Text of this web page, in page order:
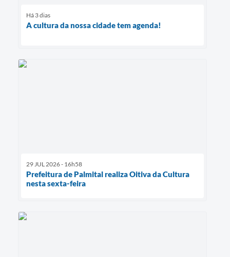
Há 3 dias
A cultura da nossa cidade tem agenda!
29 JUL 2026 - 16h58
Prefeitura de Palmital realiza Oitiva da Cultura
nesta sexta-feira